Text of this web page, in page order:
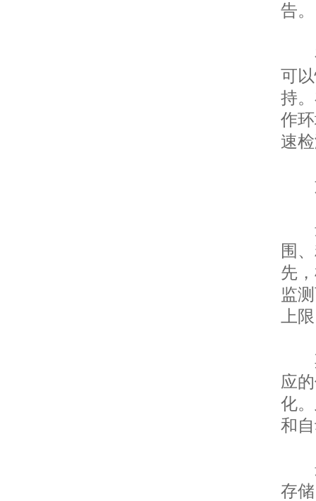
告。
在
可
持
作
速
如
选
围
先
监
上
其
应
化
和
最
存